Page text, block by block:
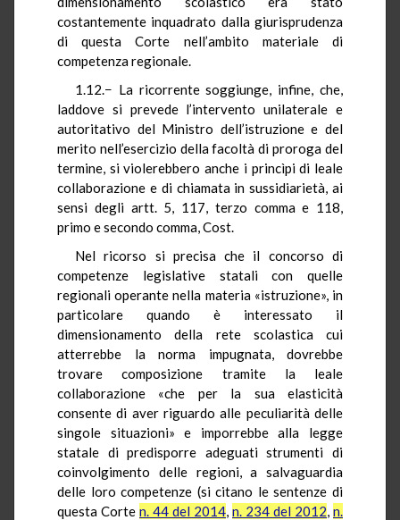
costantemente inquadrato dalla giurisprudenza
di questa Corte nell’ambito materiale di
competenza regionale.
1.12.− La ricorrente soggiunge, infine, che,
laddove si prevede l’intervento unilaterale e
autoritativo del Ministro dell’istruzione e del
merito nell’esercizio della facoltà di proroga del
termine, si violerebbero anche i princìpi di leale
collaborazione e di chiamata in sussidiarietà, ai
sensi degli artt. 5, 117, terzo comma e 118,
primo e secondo comma, Cost.
Nel ricorso si precisa che il concorso di
competenze legislative statali con quelle
regionali operante nella materia «istruzione», in
particolare quando è interessato il
dimensionamento della rete scolastica cui
atterrebbe la norma impugnata, dovrebbe
trovare composizione tramite la leale
collaborazione «che per la sua elasticità
consente di aver riguardo alle peculiarità delle
singole situazioni» e imporrebbe alla legge
statale di predisporre adeguati strumenti di
coinvolgimento delle regioni, a salvaguardia
delle loro competenze (si citano le sentenze di
questa Corte n. 44 del 2014, n. 234 del 2012, n.